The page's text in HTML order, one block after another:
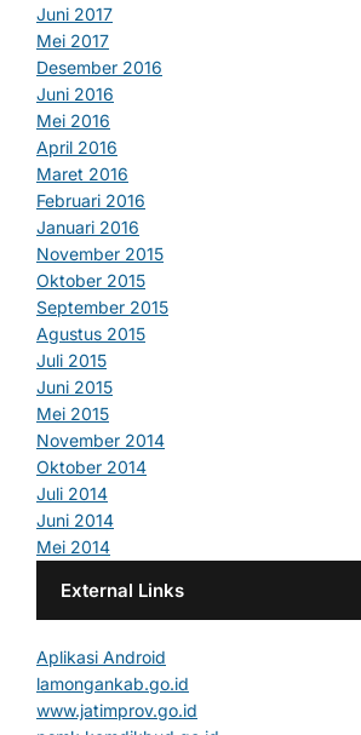
Juni 2017
Mei 2017
Desember 2016
Juni 2016
Mei 2016
April 2016
Maret 2016
Februari 2016
Januari 2016
November 2015
Oktober 2015
September 2015
Agustus 2015
Juli 2015
Juni 2015
Mei 2015
November 2014
Oktober 2014
Juli 2014
Juni 2014
Mei 2014
External Links
Aplikasi Android
lamongankab.go.id
www.jatimprov.go.id